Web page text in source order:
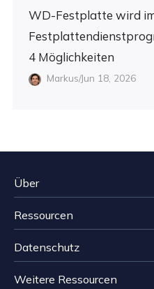
WD-Festplatte wird
4 Möglichkeiten
Markus/Jun 18, 2026
Über
Impressum
Reviews & Awards
Kontakt EaseUS
Ressourcen
Tipps zur Windows
Tipps zur Mac Datenrettung
Datenschutz
Deinstallieren
Weitere Ressourcen